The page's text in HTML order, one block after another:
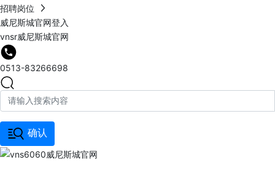
招聘岗位
威尼斯城官网登入
vnsr威尼斯城官网
0513-83266698
确认